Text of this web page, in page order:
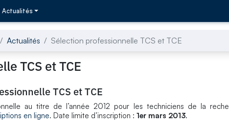
Actualités
Actualités Sélection professionnelle TCS et TCE
TCS et TCE
TCS et TCE
au titre de l’année 2012 pour les techniciens de la
en ligne. Date limite d’inscription : 1er mars 2013.